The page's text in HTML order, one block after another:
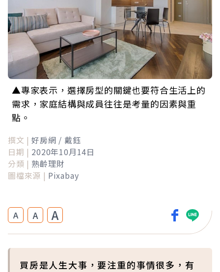
▲專家表示，選擇房型的關鍵也要符合生活上的
需求，家庭結構與成員往往是考量的因素與重
點。
撰文 | 好房網 / 戴鈺
日期 | 2020年10月14日
分類 | 熟齡理財
圖檔來源 | Pixabay
A A A
買房是人生大事，要注重的事情很多，有